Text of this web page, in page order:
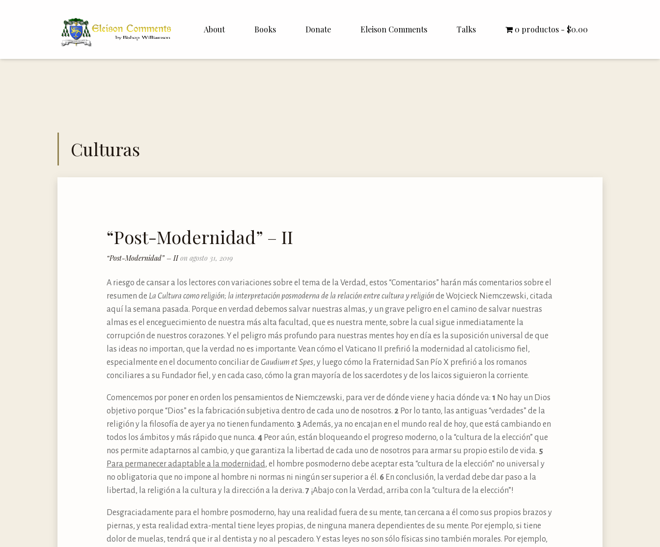
About Books Donate Eleison Comments
Italiano
Talks
Rector Letters
0 productos $0.00
Culturas
“Post-Modernidad” – II
“Post-Modernidad” – IIon agosto 31, 2019
A riesgo de cansar a los lectores con variaciones sobre el tema de la Verdad, estos “Comentarios” harán más comentarios sobre el
resumen de La Cultura como religión; la interpretación posmoderna de la relación entre cultura y religiónde Wojcieck Niemczewski, citada
aquí la semana pasada. Porque en verdad debemos salvar nuestras almas, y un grave peligro en el camino de salvar nuestras
almas es el enceguecimiento de nuestra más alta facultad, que es nuestra mente, sobre la cual sigue inmediatamente la
corrupción de nuestros corazones. Y el peligro más profundo para nuestras mentes hoy en día es la suposición universal de que
las ideas no importan, que la verdad no es importante. Vean cómo el Vaticano II prefirió la modernidad al catolicismo fiel,
especialmente en el documento conciliar de Gaudium et Spes, y luego cómo la Fraternidad San Pío X prefirió a los romanos
conciliares a su Fundador fiel, y en cada caso, cómo la gran mayoría de los sacerdotes y de los laicos siguieron la corriente.
Comencemos por poner en orden los pensamientos de Niemczewski, para ver de dónde viene y hacia dónde va: 1 No hay un Dios
objetivo porque “Dios” es la fabricación subjetiva dentro de cada uno de nosotros. 2 Por lo tanto, las antiguas “verdades” de la
religión y la filosofía de ayer ya no tienen fundamento. 3 Además, ya no encajan en el mundo real de hoy, que está cambiando en
todos los ámbitos y más rápido que nunca. 4 Peor aún, están bloqueando el progreso moderno, o la “cultura de la elección” que
nos permite adaptarnos al cambio, y que garantiza la libertad de cada uno de nosotros para armar su propio estilo de vida. 5
Para permanecer adaptable a la modernidad, el hombre posmoderno debe aceptar esta “cultura de la elección” no universal y
no obligatoria que no impone al hombre ni normas ni ningún ser superior a él. 6 En conclusión, la verdad debe dar paso a la
libertad, la religión a la cultura y la dirección a la deriva. 7 ¡Abajo con la Verdad, arriba con la “cultura de la elección”!
Desgraciadamente para el hombre posmoderno, hay una realidad fuera de su mente, tan cercana a él como sus propios brazos y
piernas, y esta realidad extra-mental tiene leyes propias, de ninguna manera dependientes de su mente. Por ejemplo, si tiene
dolor de muelas, tendrá que ir al dentista y no al pescadero. Y estas leyes no son sólo físicas sino también morales. Por ejemplo,